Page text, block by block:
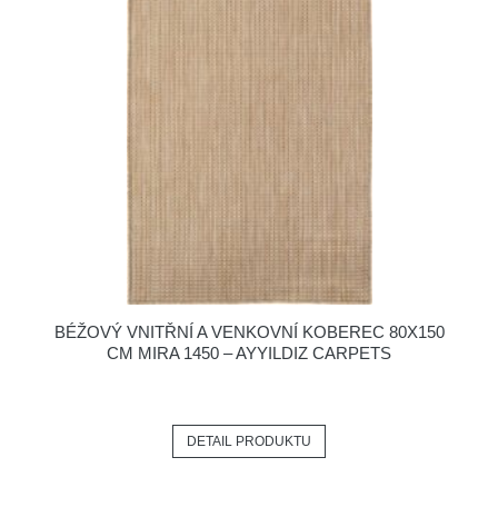
BÉŽOVÝ VNITŘNÍ A VENKOVNÍ KOBEREC 80X150
CM MIRA 1450 – AYYILDIZ CARPETS
DETAIL PRODUKTU